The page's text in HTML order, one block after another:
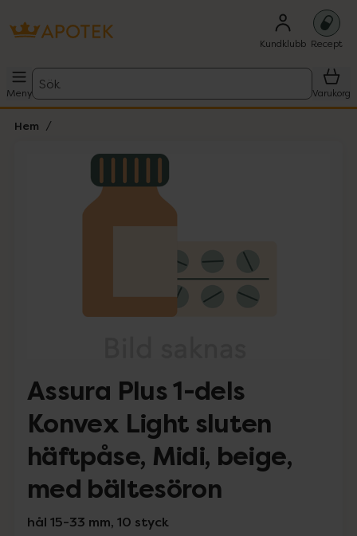
Kundklubb Recept
Meny
Sök
Varukorg
Hem
Lista: . Innehåller 1 objekt.
Assura Plus 1-dels
Konvex Light sluten
häftpåse, Midi, beige,
med bältesöron
hål 15-33 mm, 10 styck